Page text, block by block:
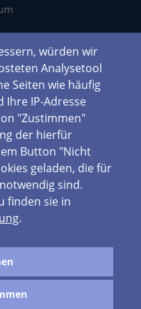
würden wir
Analysetool
Seiten wie häufig
Ihre IP-Adresse
"Zustimmen"
der hierfür
Button "Nicht
geladen, die für
sind.
finden sie in
.